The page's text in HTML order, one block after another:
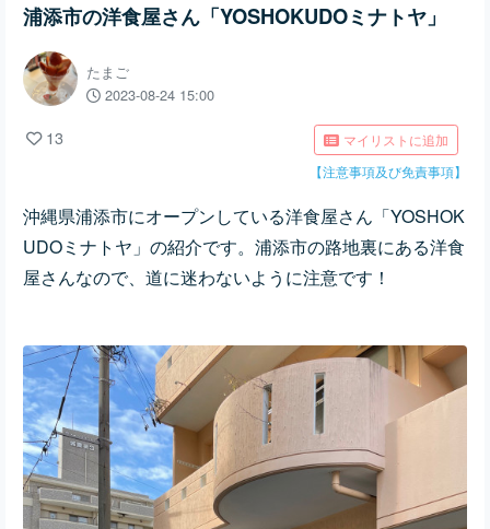
浦添市の洋食屋さん「YOSHOKUDOミナトヤ」
たまご
2023-08-24 15:00
13
マイリストに追加
【注意事項及び免責事項】
沖縄県浦添市にオープンしている洋食屋さん「YOSHOK
UDOミナトヤ」の紹介です。浦添市の路地裏にある洋食
屋さんなので、道に迷わないように注意です！